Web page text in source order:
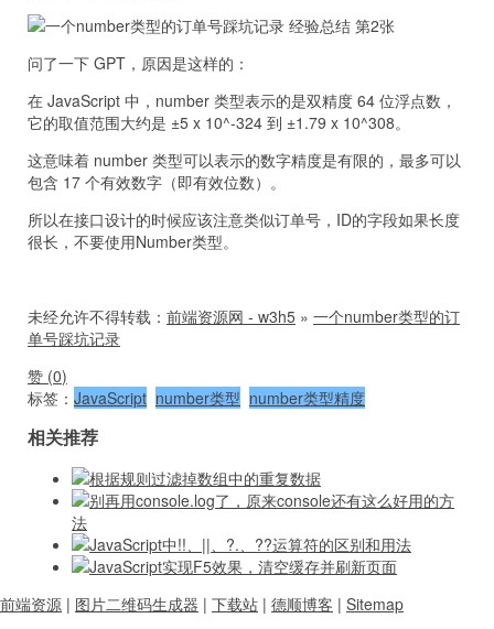
问了一下 GPT，原因是这样的：
在 JavaScript 中，number 类型表示的是双精度 64 位浮点数，
它的取值范围大约是 ±5 x 10^-324 到 ±1.79 x 10^308。
这意味着 number 类型可以表示的数字精度是有限的，最多可以
包含 17 个有效数字（即有效位数）。
所以在接口设计的时候应该注意类似订单号，ID的字段如果长度
很长，不要使用Number类型。
未经允许不得转载： 前端资源网 - w3h5 » 一个number类型的订
单号踩坑记录
赞 (0)
标签： JavaScript number类型 number类型精度
相关推荐
根据规则过滤掉数组中的重复数据
别再用console.log了，原来console还有这么好用的方
法
JavaScript中!!、||、?.、??运算符的区别和用法
JavaScript实现F5效果，清空缓存并刷新页面
前端资源 | 图片二维码生成器 | 下载站 | 德顺博客 | Sitemap